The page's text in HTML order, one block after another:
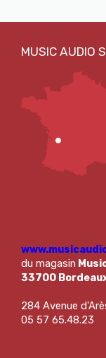
du magasin
33700
284 Avenue
05 57 65.48.23